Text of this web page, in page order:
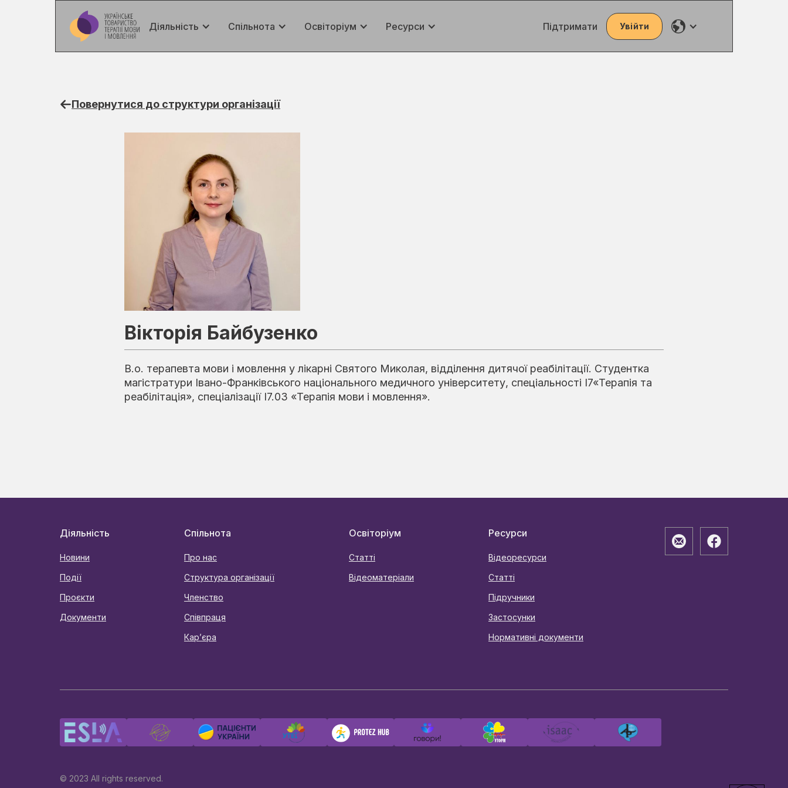
Діяльність Спільнота Освіторіум Ресурси Підтримати Увійти
Повернутися до структури організації
Вікторія Байбузенко
В.о. терапевта мови і мовлення у лікарні Святого Миколая, відділення дитячої реабілітації. Студентка
магістратури Івано-Франківського національного медичного університету, спеціальності І7«Терапія та
реабілітація», спеціалізації І7.03 «Терапія мови і мовлення».
Діяльність
Новини
Події
Проєкти
Документи
Спільнота
Про нас
Структура організації
Членство
Співпраця
Карʼєра
Освіторіум
Статті
Відеоматеріали
Ресурси
Відеоресурси
Статті
Підручники
Застосунки
Нормативні документи
© 2023 All rights reserved.